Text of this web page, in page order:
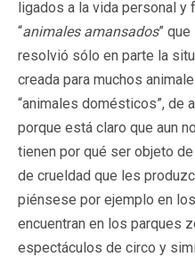
ligados a la vida personal y
“animales amansados”
resolvió sólo en parte la
creada para muchos
“animales domésticos”, de
porque está claro que aun
tienen por qué ser objeto
de crueldad que les
piénsese por ejemplo en
encuentran en los parques
espectáculos de circo y